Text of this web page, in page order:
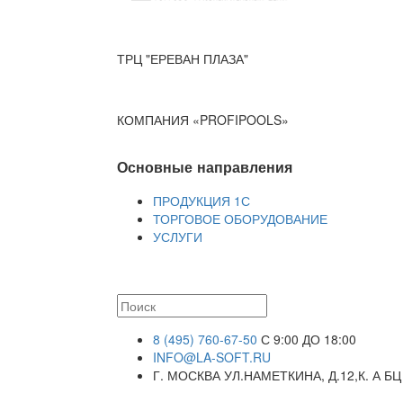
ТРЦ "ЕРЕВАН ПЛАЗА"
КОМПАНИЯ «PROFIPOOLS»
Основные направления
ПРОДУКЦИЯ 1С
ТОРГОВОЕ ОБОРУДОВАНИЕ
УСЛУГИ
8 (495) 760-67-50 С 9:00 ДО 18:00
INFO@LA-SOFT.RU
Г. МОСКВА УЛ.НАМЕТКИНА, Д.12,К. А